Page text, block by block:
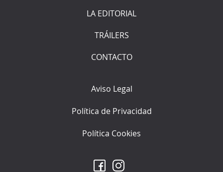
LA EDITORIAL
TRÁILERS
CONTACTO
Aviso Legal
Política de Privacidad
Política Cookies